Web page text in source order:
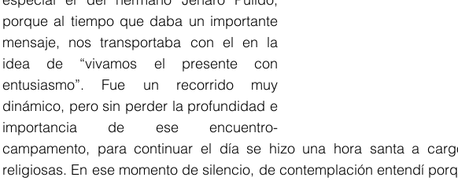
porque al tiempo que daba un importante
mensaje, nos transportaba con el en la
idea de “vivamos el presente con
entusiasmo”. Fue un recorrido muy
dinámico, pero sin perder la profundidad e
importancia de ese encuentro-
campamento, para continuar el día se hizo una hora santa a
religiosas. En ese momento de silencio, de contemplación entendí